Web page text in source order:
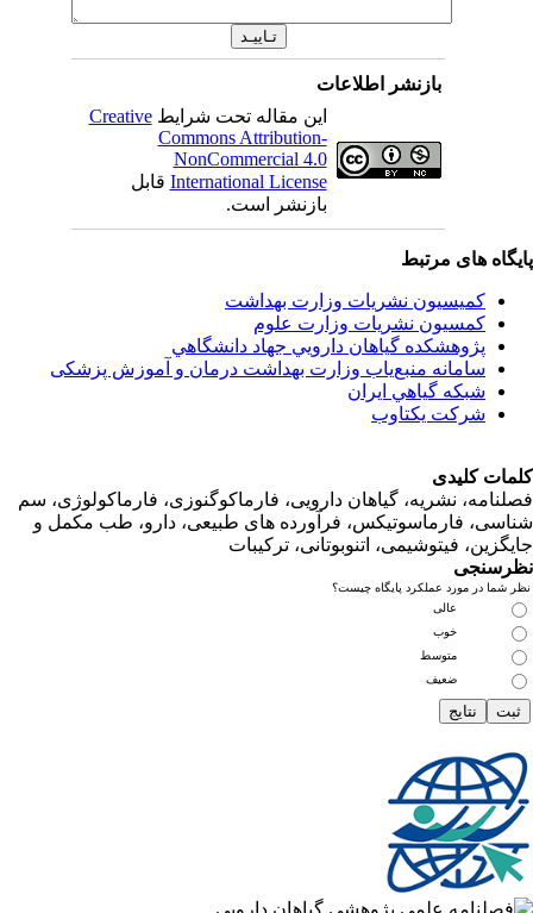
بازنشر اطلاعات
این مقاله تحت شرایط Creative
Commons Attribution-
NonCommercial 4.0
International Licenseقابل
بازنشر است.
های مرتبط
کمیسیون نشریات وزارت بهداشت
کمسیون نشریات وزارت علوم
پژوهشكده گياهان دارويي جهاد دانشگاهي
سامانه منبع‌ياب وزارت بهداشت درمان و آموزش پزشکی
شبكه گياهي ايران
شرکت یکتاوب
کلیدی
نشریه، گیاهان دارویی، فارماکوگنوزی، فارماکولوژی، سم
فارماسوتیکس، فرآورده های طبیعی، دارو، طب مکمل و
فیتوشیمی، اتنوبوتانی، ترکیبات
در مورد عملکرد پایگاه چیست؟
متوسط
ضعیف